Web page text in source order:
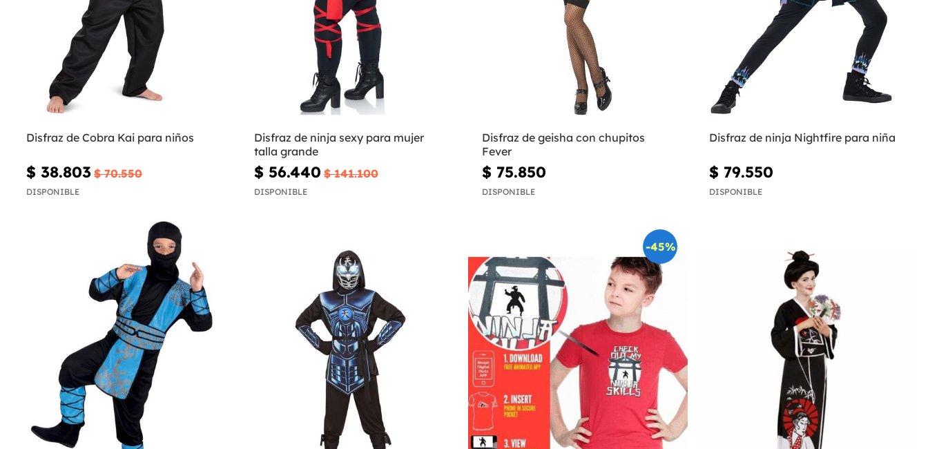
Disfraz de Cobra Kai para niños
$ 38.803 $ 70.550
DISPONIBLE
Disfraz de ninja sexy para mujer
talla grande
$ 56.440 $ 141.100
DISPONIBLE
Disfraz de geisha con chupitos
Fever
$ 75.850
DISPONIBLE
Disfraz de ninja Nightfire para niña
$ 79.550
DISPONIBLE
-45%